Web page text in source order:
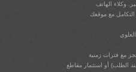
ومولدي المراسلين،
العامة لحماية البيانات
وكلاء الهاتف
التكامل مع موقعك
مع فترات زمنية
الطلب) أو استثمار مقاطع